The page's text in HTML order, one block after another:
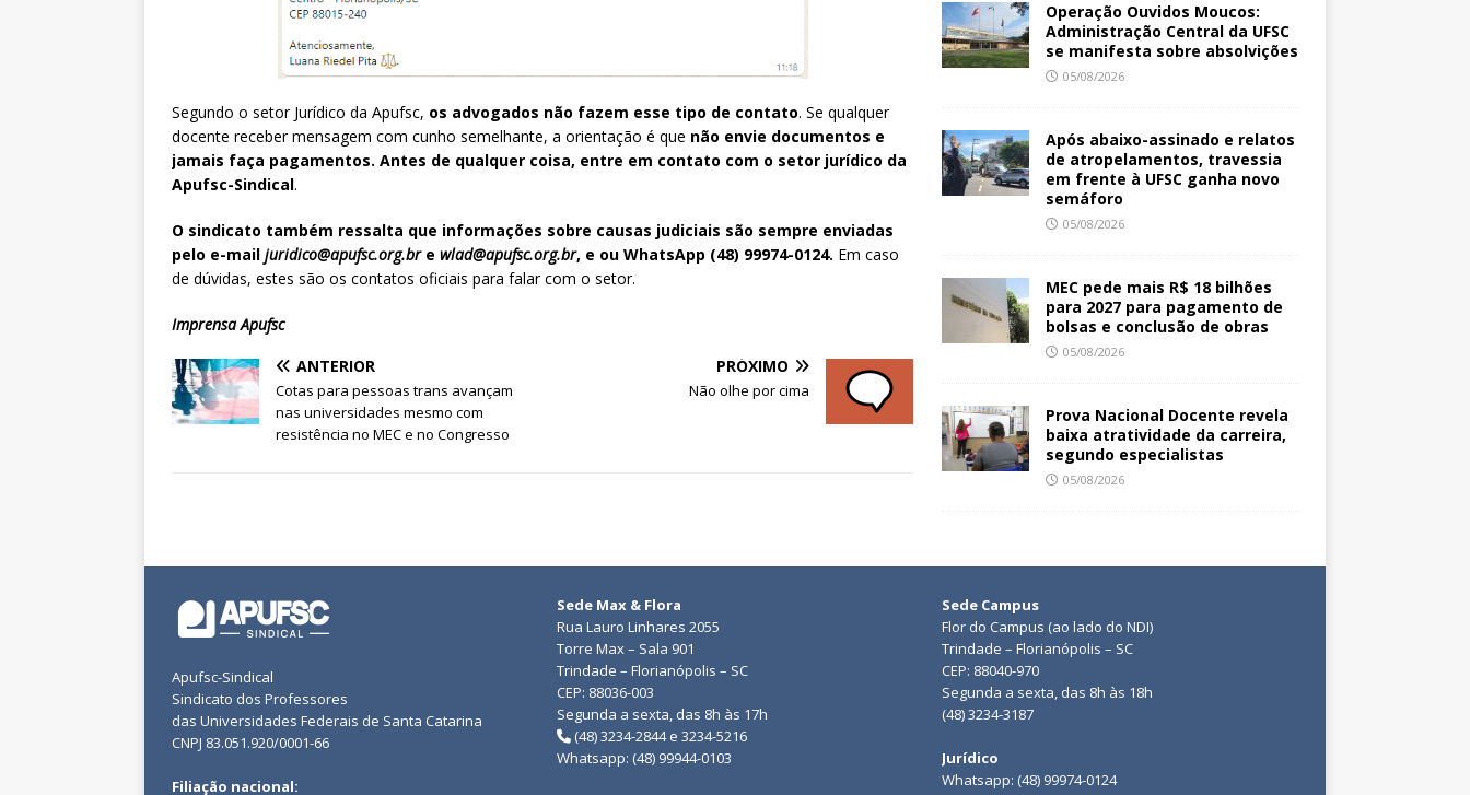
Segundo o setor Jurídico da Apufsc, os advogados não fazem esse tipo de contato. Se qualquer
docente receber mensagem com cunho semelhante, a orientação é que não envie documentos e
jamais faça pagamentos. Antes de qualquer coisa, entre em contato com o setor jurídico da
Apufsc-Sindical.
O sindicato também ressalta que informações sobre causas judiciais são sempre enviadas
pelo e-mail juridico@apufsc.org.br e wlad@apufsc.org.br, e ou WhatsApp (48) 99974-0124. Em caso
de dúvidas, estes são os contatos oficiais para falar com o setor.
Imprensa Apufsc
ANTERIOR
Cotas para pessoas trans avançam
nas universidades mesmo com
resistência no MEC e no Congresso
PRÓXIMO
Não olhe por cima
Operação Ouvidos Moucos:
Administração Central da UFSC
se manifesta sobre absolvições
05/08/2026
Após abaixo-assinado e relatos
de atropelamentos, travessia
em frente à UFSC ganha novo
semáforo
05/08/2026
MEC pede mais R$ 18 bilhões
para 2027 para pagamento de
bolsas e conclusão de obras
05/08/2026
Prova Nacional Docente revela
baixa atratividade da carreira,
segundo especialistas
05/08/2026
Apufsc-Sindical
Sindicato dos Professores
das Universidades Federais de Santa Catarina
CNPJ 83.051.920/0001-66
Filiação nacional:
Sede Max & Flora
Rua Lauro Linhares 2055
Torre Max – Sala 901
Trindade – Florianópolis – SC
CEP: 88036-003
Segunda a sexta, das 8h às 17h
(48) 3234-2844 e 3234-5216
Whatsapp: (48) 99944-0103
Sede Campus
Flor do Campus (ao lado do NDI)
Trindade – Florianópolis – SC
CEP: 88040-970
Segunda a sexta, das 8h às 18h
(48) 3234-3187
Jurídico
Whatsapp: (48) 99974-0124